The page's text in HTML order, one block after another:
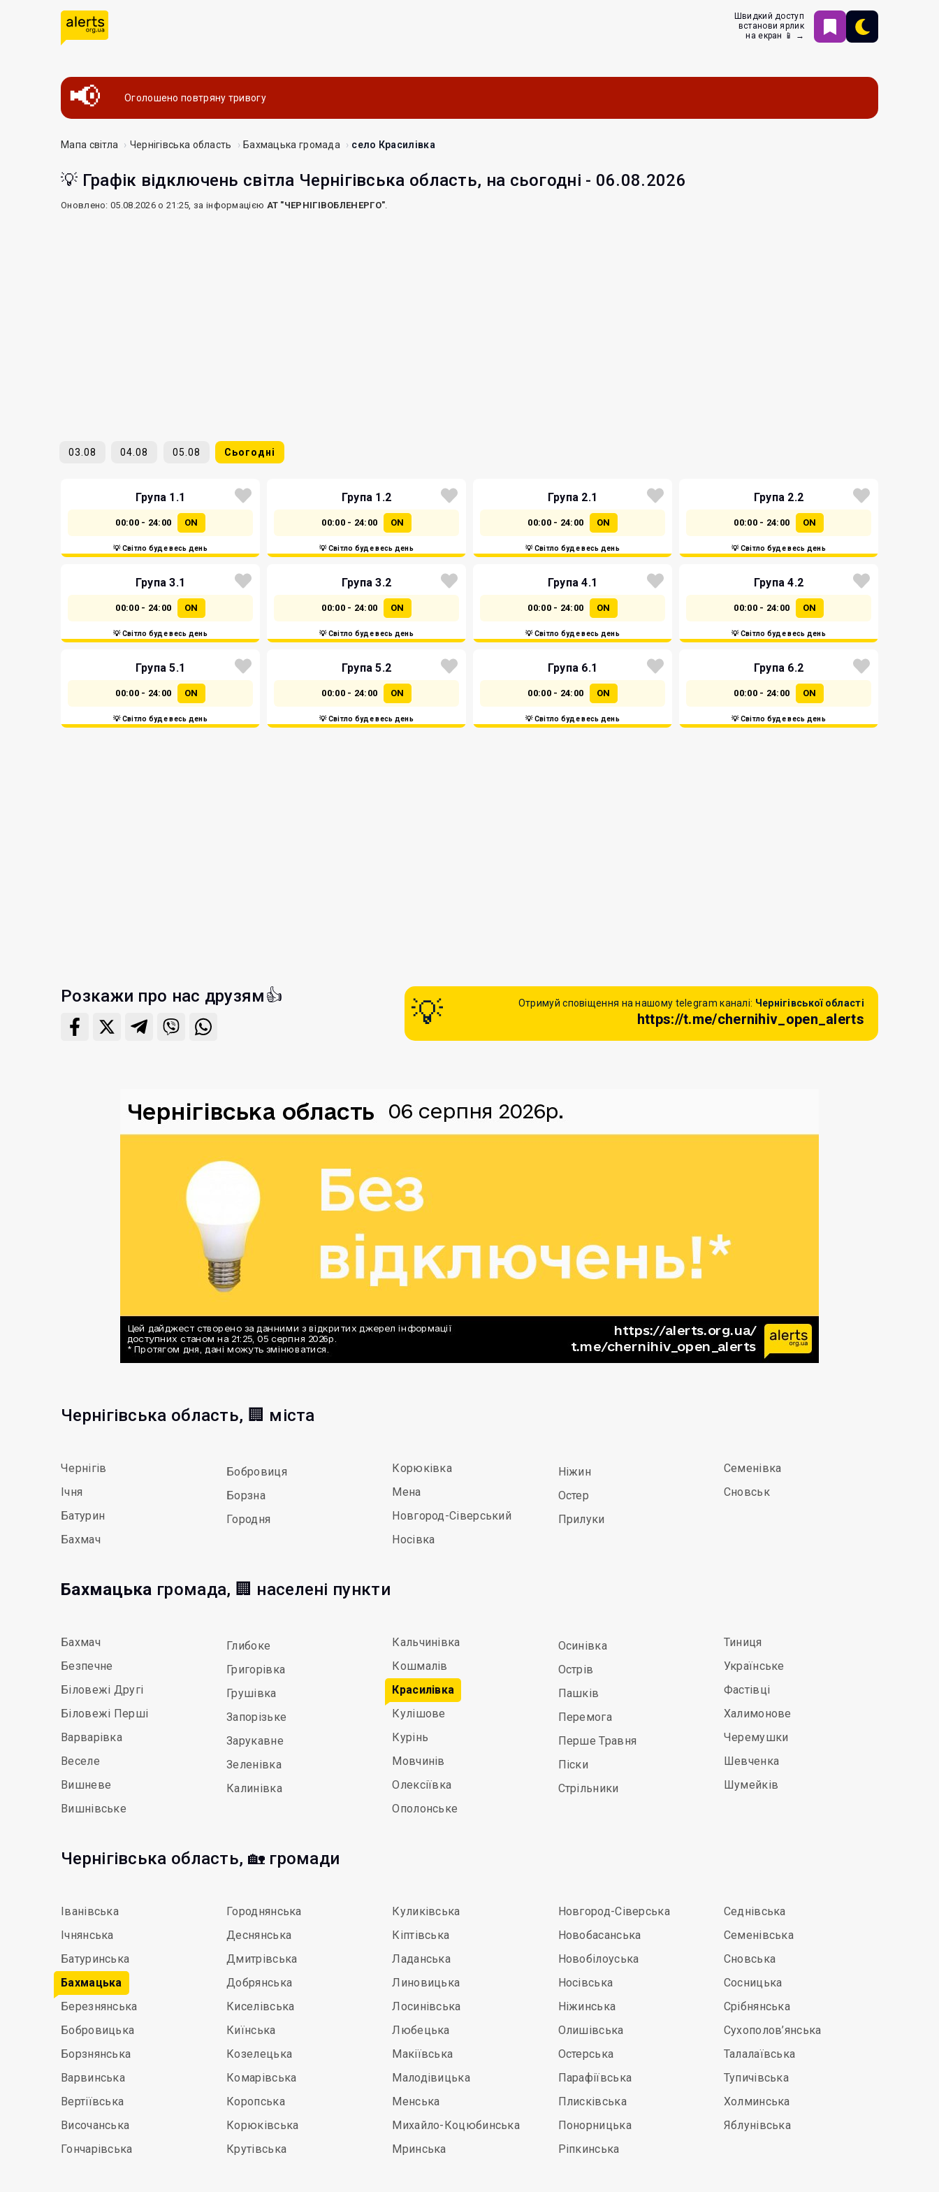
Швидкий доступ
встанови ярлик
на екран 📱 →
Оголошено повтряну тривогу
Мапа світла Чернігівська область Бахмацька громада село Красилівка
💡 Графік відключень світла Чернігівська область, на сьогодні - 06.08.2026
Оновлено: 05.08.2026 о 21:25, за інформацією АТ "ЧЕРНІГІВОБЛЕНЕРГО".
03.08 04.08 05.08 Сьогодні
Група 1.1
00:00 - 24:00 ON
💡 Світло буде весь день
Група 1.2
00:00 - 24:00 ON
💡 Світло буде весь день
Група 2.1
00:00 - 24:00 ON
💡 Світло буде весь день
Група 2.2
00:00 - 24:00 ON
💡 Світло буде весь день
Група 3.1
00:00 - 24:00 ON
💡 Світло буде весь день
Група 3.2
00:00 - 24:00 ON
💡 Світло буде весь день
Група 4.1
00:00 - 24:00 ON
💡 Світло буде весь день
Група 4.2
00:00 - 24:00 ON
💡 Світло буде весь день
Група 5.1
00:00 - 24:00 ON
💡 Світло буде весь день
Група 5.2
00:00 - 24:00 ON
💡 Світло буде весь день
Група 6.1
00:00 - 24:00 ON
💡 Світло буде весь день
Група 6.2
00:00 - 24:00 ON
💡 Світло буде весь день
Розкажи про нас друзям👍 Отримуй сповіщення на нашому telegram каналі: Чернігівської області
https://t.me/chernihiv_open_alerts
Чернігівська область, 🏢 міста
Чернігів
Ічня
Батурин
Бахмач
Бобровиця
Борзна
Городня
Корюківка
Мена
Новгород-Сіверський
Носівка
Ніжин
Остер
Прилуки
Семенівка
Сновськ
Бахмацька громада, 🏢 населені пункти
Бахмач
Безпечне
Біловежі Другі
Біловежі Перші
Варварівка
Веселе
Вишневе
Вишнівське
Глибоке
Григорівка
Грушівка
Запорізьке
Зарукавне
Зеленівка
Калинівка
Кальчинівка
Кошмалів
Красилівка
Кулішове
Курінь
Мовчинів
Олексіївка
Ополонське
Осинівка
Острів
Пашків
Перемога
Перше Травня
Піски
Стрільники
Тиниця
Українське
Фастівці
Халимонове
Черемушки
Шевченка
Шумейків
Чернігівська область, 🏡 громади
Іванівська
Ічнянська
Батуринська
Бахмацька
Березнянська
Бобровицька
Борзнянська
Варвинська
Вертіївська
Височанська
Гончарівська
Городнянська
Деснянська
Дмитрівська
Добрянська
Киселівська
Киїнська
Козелецька
Комарівська
Коропська
Корюківська
Крутівська
Куликівська
Кіптівська
Ладанська
Линовицька
Лосинівська
Любецька
Макіївська
Малодівицька
Менська
Михайло-Коцюбинська
Мринська
Новгород-Сіверська
Новобасанська
Новобілоуська
Носівська
Ніжинська
Олишівська
Остерська
Парафіївська
Плисківська
Понорницька
Ріпкинська
Седнівська
Семенівська
Сновська
Сосницька
Срібнянська
Сухополов’янська
Талалаївська
Тупичівська
Холминська
Яблунівська